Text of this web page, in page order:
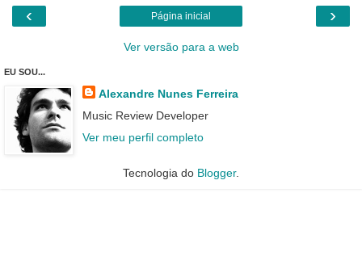
‹ ›
Página inicial
Ver versão para a web
EU SOU...
Alexandre Nunes Ferreira
Music Review Developer
Ver meu perfil completo
Tecnologia do Blogger.